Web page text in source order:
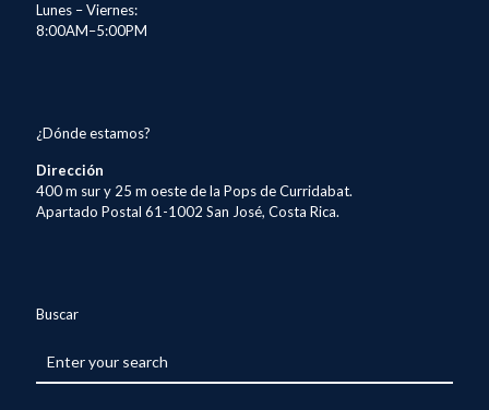
Lunes – Viernes:
8:00AM–5:00PM
¿Dónde estamos?
Dirección
400 m sur y 25 m oeste de la Pops de Curridabat.
Apartado Postal 61-1002 San José, Costa Rica.
Buscar